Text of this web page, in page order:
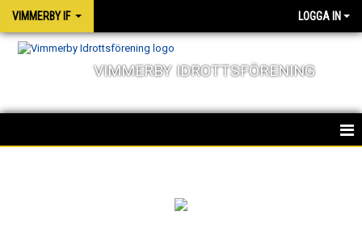
VIMMERBY IF LOGGA IN
VIMMERBY IDROTTSFÖRENING